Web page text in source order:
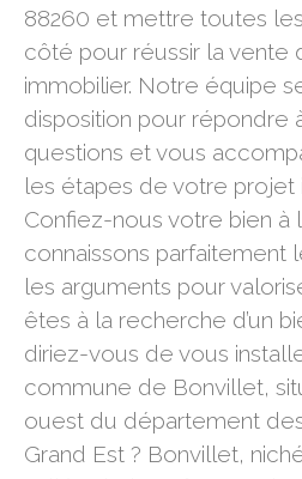
88260 et mettre toutes
côté pour réussir la vente
immobilier. Notre équipe
disposition pour répondre
questions et vous
les étapes de votre projet
Confiez-nous votre bien à
connaissons parfaitement
les arguments pour
êtes à la recherche d’un
diriez-vous de vous
commune de Bonvillet,
ouest du département
Grand Est ? Bonvillet,